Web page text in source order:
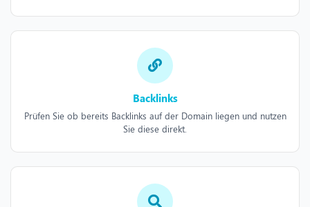
Backlinks
Prüfen Sie ob bereits Backlinks auf der Domain liegen und nutzen
Sie diese direkt.